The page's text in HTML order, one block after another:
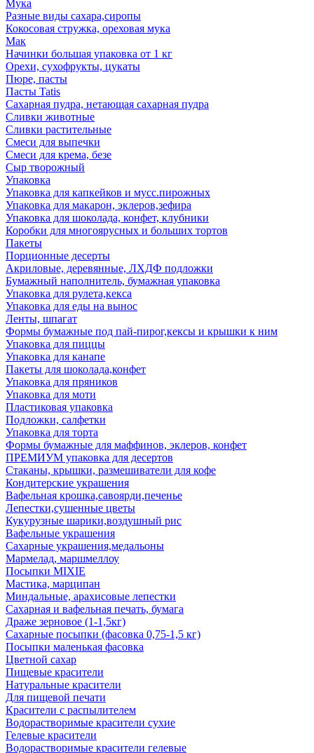
Мука
Разные виды сахара,сиропы
Кокосовая стружка, ореховая мука
Мак
Начинки большая упаковка от 1 кг
Орехи, сухофрукты, цукаты
Пюре, пасты
Пасты Tatis
Сахарная пудра, нетающая сахарная пудра
Сливки животные
Сливки растительные
Смеси для выпечки
Смеси для крема, безе
Сыр творожный
Упаковка
Упаковка для капкейков и мусс.пирожных
Упаковка для макарон, эклеров,зефира
Упаковка для шоколада, конфет, клубники
Коробки для многоярусных и больших тортов
Пакеты
Порционные десерты
Акриловые, деревянные, ЛХДФ подложки
Бумажный наполнитель, бумажная упаковка
Упаковка для рулета,кекса
Упаковка для еды на вынос
Ленты, шпагат
Формы бумажные под пай-пирог,кексы и крышки к ним
Упаковка для пиццы
Упаковка для канапе
Пакеты для шоколада,конфет
Упаковка для пряников
Упаковка для моти
Пластиковая упаковка
Подложки, салфетки
Упаковка для торта
Формы бумажные для маффинов, эклеров, конфет
ПРЕМИУМ упаковка для десертов
Стаканы, крышки, размешиватели для кофе
Кондитерские украшения
Вафельная крошка,савоярди,печенье
Лепестки,сушенные цветы
Кукурузные шарики,воздушный рис
Вафельные украшения
Сахарные украшения,медальоны
Мармелад, маршмеллоу
Посыпки MIXIE
Мастика, марципан
Миндальные, арахисовые лепестки
Сахарная и вафельная печать, бумага
Драже зерновое (1-1,5кг)
Сахарные посыпки (фасовка 0,75-1,5 кг)
Посыпки маленькая фасовка
Цветной сахар
Пищевые красители
Натуральные красители
Для пищевой печати
Красители с распылителем
Водорастворимые красители сухие
Гелевые красители
Водорастворимые красители гелевые